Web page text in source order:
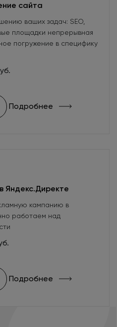
сайта
ваших задач: SEO,
площадки непрерывная
погружение в специфику
Подробнее
Яндекс.Директе
кампанию в
работаем над
Подробнее